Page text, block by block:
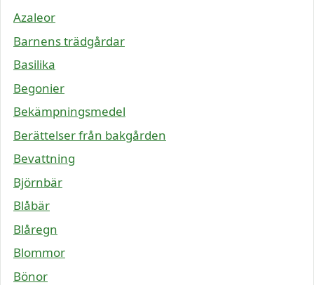
Azaleor
Barnens trädgårdar
Basilika
Begonier
Bekämpningsmedel
Berättelser från bakgården
Bevattning
Björnbär
Blåbär
Blåregn
Blommor
Bönor